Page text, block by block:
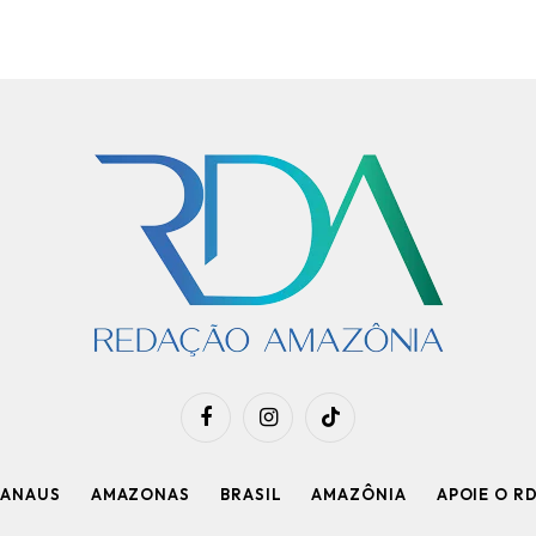
FacebookInstagramTikTok
AMAZONAS BRASIL AMAZÔNIA APOIE O